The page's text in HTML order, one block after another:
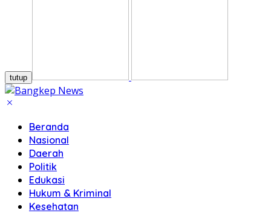
tutup
Beranda
Nasional
Daerah
Politik
Edukasi
Hukum & Kriminal
Kesehatan